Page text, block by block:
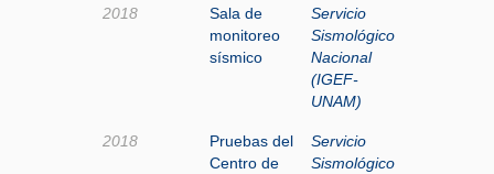
2018
Sala de
monitoreo
sísmico
Servicio
Sismológico
Nacional
(IGEF-
UNAM)
2018
Pruebas del
Centro de
Servicio
Sismológico